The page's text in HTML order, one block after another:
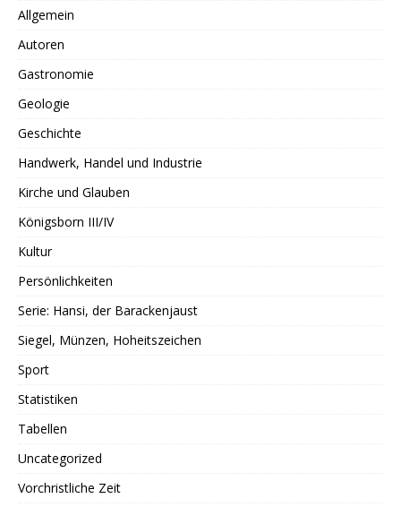
Allgemein
Autoren
Gastronomie
Geologie
Geschichte
Handwerk, Handel und Industrie
Kirche und Glauben
Königsborn III/IV
Kultur
Persönlichkeiten
Serie: Hansi, der Barackenjaust
Siegel, Münzen, Hoheitszeichen
Sport
Statistiken
Tabellen
Uncategorized
Vorchristliche Zeit